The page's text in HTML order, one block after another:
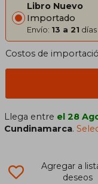
Libro Nuevo
Importado
Envío: 13 a 21 días
Costos de
Llega entre el 28
Cundinamarca.
Agregar a
deseos